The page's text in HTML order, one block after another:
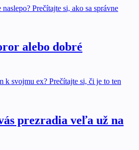
Prečítajte si, ako sa správne
alebo dobré
k svojmu ex? Prečítajte si, či je to ten
prezradia veľa už na